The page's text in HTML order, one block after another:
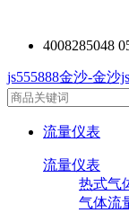
4008285048
js555888金沙-金沙
流量仪表
流量仪表
热式气
气体流